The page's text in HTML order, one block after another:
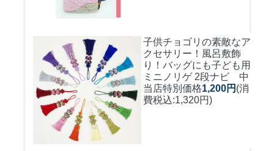
子供チョゴリの素敵なア
クセサリー！風呂敷飾
り！バッグにも子ども用
ミニノリゲ 2段ナビ 中
当店特別価格1,200円 (消
費税込:1,320円)